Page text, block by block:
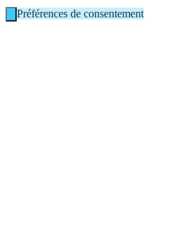
Préférences de consentement